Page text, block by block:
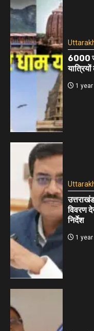
6000
1
विवरण
निर्देश
1